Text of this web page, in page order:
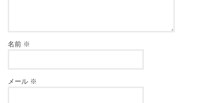
名前 ※
メール ※